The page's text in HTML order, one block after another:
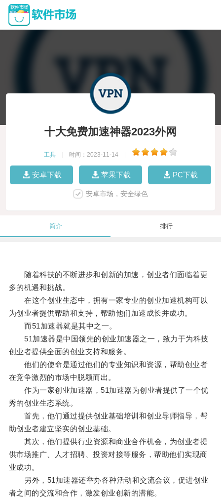
十大免费加速神器2023外网
工具 时间：2023-11-14
安卓下载 苹果下载 PC下载
安卓市场，安全绿色
简介 排行
随着科技的不断进步和创新的加速，创业者们面临着更
多的机遇和挑战。
在这个创业生态中，拥有一家专业的创业加速机构可以
为创业者提供帮助和支持，帮助他们加速成长并成功。
而51加速器就是其中之一。
51加速器是中国领先的创业加速器之一，致力于为科技
创业者提供全面的创业支持和服务。
他们的使命是通过他们的专业知识和资源，帮助创业者
在竞争激烈的市场中脱颖而出。
作为一家创业加速器，51加速器为创业者提供了一个优
秀的创业生态系统。
首先，他们通过提供创业基础培训和创业导师指导，帮
助创业者建立坚实的创业基础。
其次，他们提供行业资源和商业合作机会，为创业者提
供市场推广、人才招聘、投资对接等服务，帮助他们实现商
业成功。
另外，51加速器还举办各种活动和交流会议，促进创业
者之间的交流和合作，激发创业创新的潜能。